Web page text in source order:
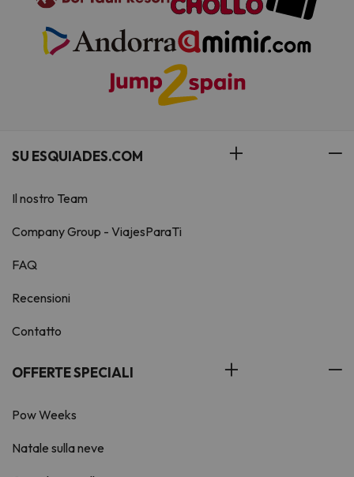
SU ESQUIADES.COM
Il nostro Team
Company Group - ViajesParaTi
FAQ
Recensioni
Contatto
OFFERTE SPECIALI
Pow Weeks
Natale sulla neve